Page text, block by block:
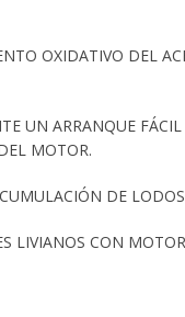
OXIDATIVO DEL
UN ARRANQUE
MOTOR.
DE
LIVIANOS CON